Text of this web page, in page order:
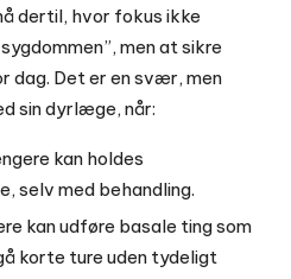
dertil, hvor fokus ikke
men at sikre
dag. Det er en svær, men
sin dyrlæge, når:
kan holdes
selv med behandling.
kan udføre basale ting som
korte ture uden tydeligt